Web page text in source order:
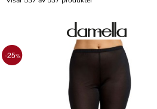
-25%